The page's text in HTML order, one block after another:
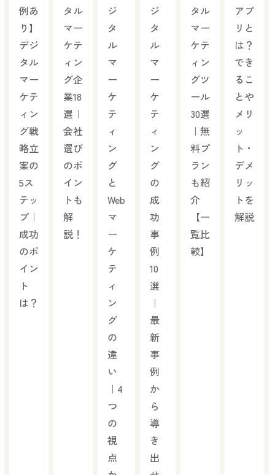
例あ
り】
デジ
タル
マー
ケテ
ィン
グ戦
略立
案の
5ス
テッ
プ｜
成功
のポ
イン
ト
は？
タル
マー
ケテ
ィン
グ企
業18
選｜
会社
選び
のポ
イン
トも
解
説！
ジ
タ
ル
マ
ー
ケ
テ
ィ
ン
グ
と
Web
マ
ー
ケ
テ
ィ
ン
グ
の
違
い
｜4
つ
の
視
点
ジ
タ
ル
マ
ー
ケ
テ
ィ
ン
グ
の
成
功
事
例
10
選
｜
最
新
事
例
か
ら
導
き
出
タル
マー
ケテ
ィン
グツ
ール
30選
｜無
料プ
ラン
も紹
介
【一
覧比
較】
アプ
リと
は？
でき
るこ
とや
メリ
ッ
ト・
デメ
リッ
トを
解説